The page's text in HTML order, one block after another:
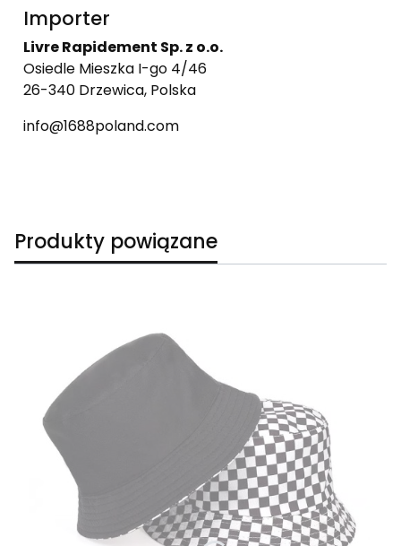
Importer
Livre Rapidement Sp. z o.o.
Osiedle Mieszka I-go 4/46
26-340 Drzewica, Polska
info@1688poland.com
Produkty powiązane